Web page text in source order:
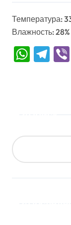
Температура:
Влажность: 28%